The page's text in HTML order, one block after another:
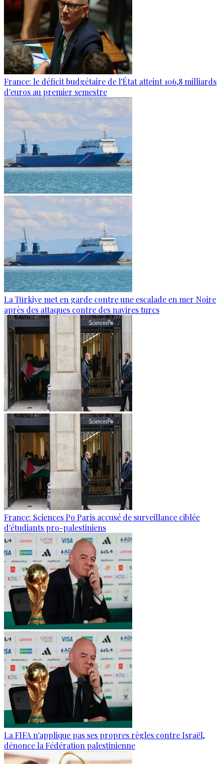
France: le déficit budgétaire de l'État atteint 106,8 milliards
d'euros au premier semestre
La Türkiye met en garde contre une escalade en mer Noire
après des attaques contre des navires turcs
France: Sciences Po Paris accusé de surveillance ciblée
d'étudiants pro-palestiniens
La FIFA n'applique pas ses propres règles contre Israël,
dénonce la Fédération palestinienne